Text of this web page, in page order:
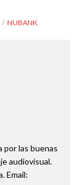
NUBANK
por las buenas
audiovisual.
Email: